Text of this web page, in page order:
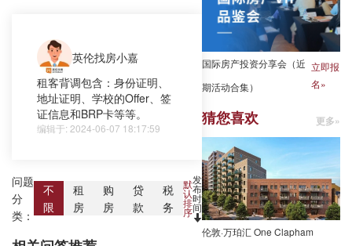
英伦找房小嘉
租客背调包含：身份证明、
地址证明、学校的Offer、签
证信息和BRP卡等等。
编辑于: 2024-06-07 18:17:59
问题
分
类：
不
限
租
房
购
房
贷
款
税
务
默
认
排
序
发
布
时
间
国际房产投资分享会（近
期活动合集）
立即报
名»
猜您喜欢 更多»
伦敦·万珀汇 One Clapham